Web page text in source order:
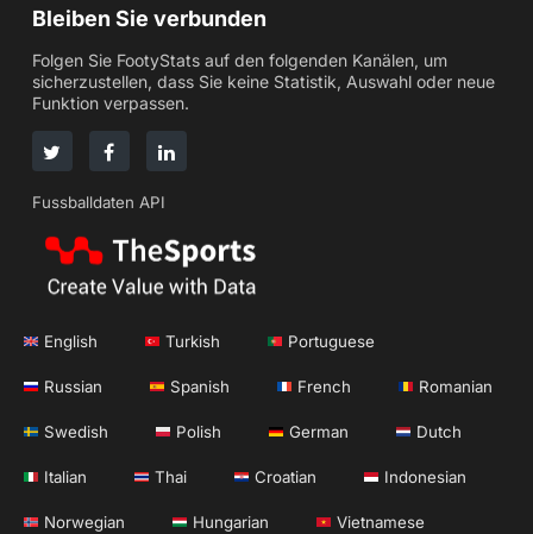
Bleiben Sie verbunden
Folgen Sie FootyStats auf den folgenden Kanälen, um
sicherzustellen, dass Sie keine Statistik, Auswahl oder neue
Funktion verpassen.
Fussballdaten API
English Turkish Portuguese
Russian Spanish French Romanian
Swedish Polish German Dutch
Italian Thai Croatian Indonesian
Norwegian Hungarian Vietnamese